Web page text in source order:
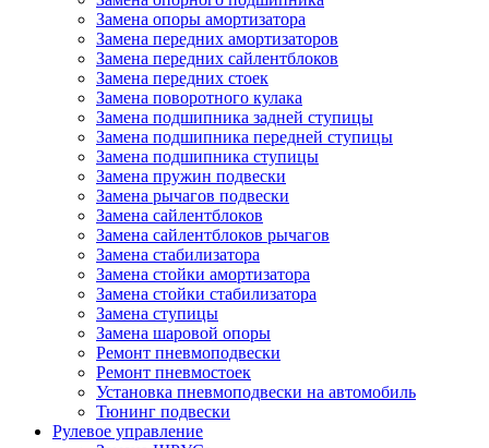
Замена опоры амортизатора
Замена передних амортизаторов
Замена передних сайлентблоков
Замена передних стоек
Замена поворотного кулака
Замена подшипника задней ступицы
Замена подшипника передней ступицы
Замена подшипника ступицы
Замена пружин подвески
Замена рычагов подвески
Замена сайлентблоков
Замена сайлентблоков рычагов
Замена стабилизатора
Замена стойки амортизатора
Замена стойки стабилизатора
Замена ступицы
Замена шаровой опоры
Ремонт пневмоподвески
Ремонт пневмостоек
Установка пневмоподвески на автомобиль
Тюнинг подвески
Рулевое управление